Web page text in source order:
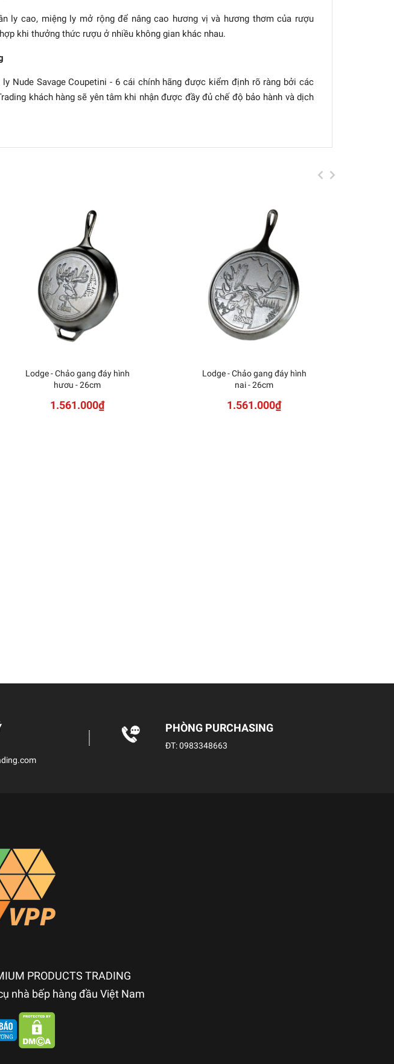
ly cao, miệng ly mở rộng để nâng cao hương vị và hương thơm của rượu
khi thưởng thức rượu ở nhiều không gian khác nhau.
Nude Savage Coupetini - 6 cái chính hãng được kiểm định rõ ràng bởi các
khách hàng sẽ yên tâm khi nhận được đầy đủ chế độ bảo hành và dịch
Lodge - Chảo gang đáy hình
hươu - 26cm
1.561.000₫
Lodge - Chảo gang đáy hình
nai - 26cm
1.561.000₫
PHÒNG PURCHASING
ĐT:0983348663
PRODUCTS TRADING
nhà bếp hàng đầu Việt Nam